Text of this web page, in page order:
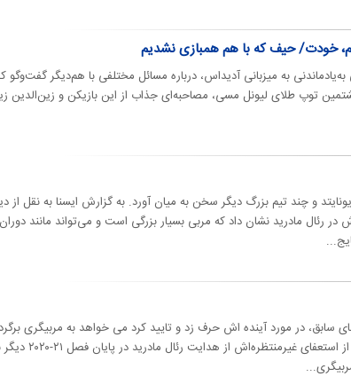
خودت/ حیف که با هم همبازی نشدیم
به میزبانی آدیداس، درباره مسائل مختلفی با هم‌دیگر گفت‌وگو
توپ طلای لیونل مسی، مصاحبه‌ای جذاب از این بازیکن و زین‌الدین
و چند تیم بزرگ دیگر سخن به میان آورد. به گزارش ایسنا به نقل از
رئال مادرید نشان داد که مربی بسیار بزرگی است و می‌تواند مانند دوران
سابق، در مورد آینده اش حرف زد و تایید کرد می خواهد به مربیگری
به گزارش ورزش سه، زین الادین زیدان پس از استعفای غیرمنتظره‌اش از هدایت